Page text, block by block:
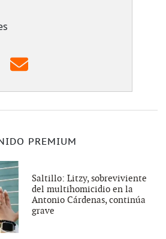
PREMIUM
Saltillo: Litzy, sobreviviente
del multihomicidio en la
Antonio Cárdenas, continúa
grave